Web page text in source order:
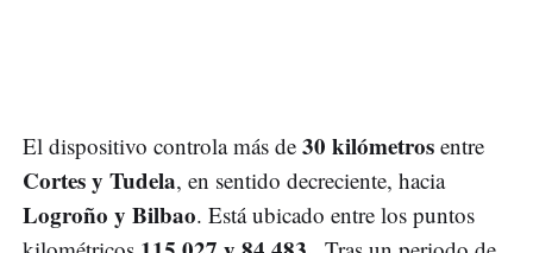
El dispositivo controla más de 30 kilómetros entre
Cortes y Tudela, en sentido decreciente, hacia
Logroño y Bilbao. Está ubicado entre los puntos